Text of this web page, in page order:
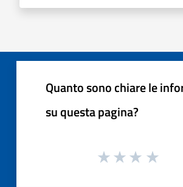
Quanto sono chiare le
su questa pagina?